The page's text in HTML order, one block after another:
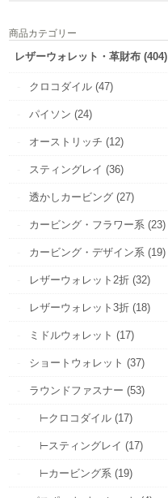
商品カテゴリー
レザーウォレット・革財布 (404)
クロコダイル (47)
パイソン (24)
オーストリッチ (12)
スティングレイ (36)
透かしカービング (27)
カービング・フラワー系 (23)
カービング・デザイン系 (19)
レザーウォレット2折 (32)
レザーウォレット3折 (18)
ミドルウォレット (17)
ショートウォレット (37)
ラウンドファスナー (53)
⊢クロコダイル (17)
⊢スティングレイ (17)
⊢カービング系 (19)